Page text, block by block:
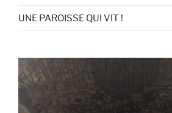
DU
CATECHISME! »
UNE PAROISSE QUI VIT !